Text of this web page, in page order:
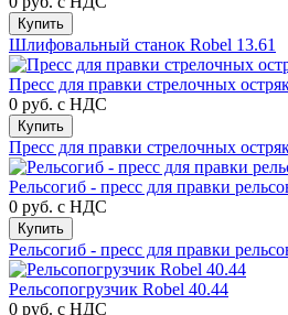
Купить
Шлифовальный станок Robel 13.61
Пресс для правки стрелочных
0 руб. с НДС
Купить
Пресс для правки стрелочных
Рельсогиб - пресс для правки
0 руб. с НДС
Купить
Рельсогиб - пресс для правки
Рельсопогрузчик Robel 40.44
0 руб. с НДС